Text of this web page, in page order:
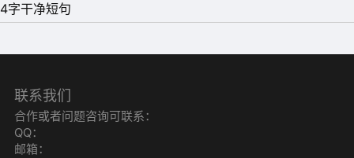
4字干净短句
联系我们
合作或者问题咨询可联系：
QQ：
邮箱：